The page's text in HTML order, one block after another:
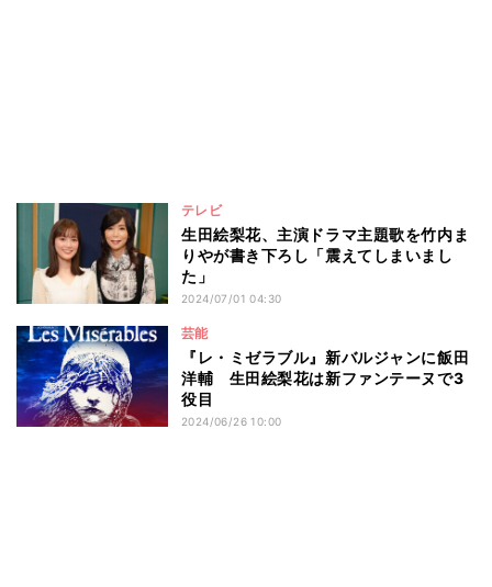
テレビ
生田絵梨花、主演ドラマ主題歌を竹内ま
りやが書き下ろし「震えてしまいまし
た」
2024/07/01 04:30
芸能
『レ・ミゼラブル』新バルジャンに飯田
洋輔 生田絵梨花は新ファンテーヌで3
役目
2024/06/26 10:00